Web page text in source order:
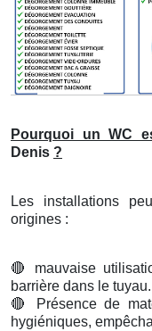
Pourquoi un WC
Denis ?
Les installations
origines :
🔴
mauvaise
barrière dans le tuyau.
🔴
Présence de
hygiéniques,